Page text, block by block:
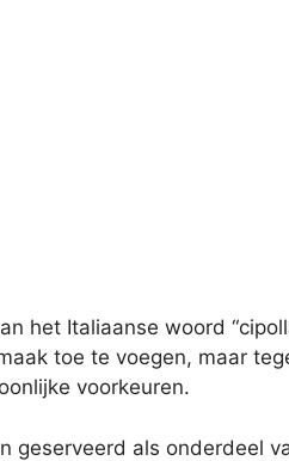
het Italiaanse woord
toe te voegen, maar
voorkeuren.
geserveerd als onderdeel